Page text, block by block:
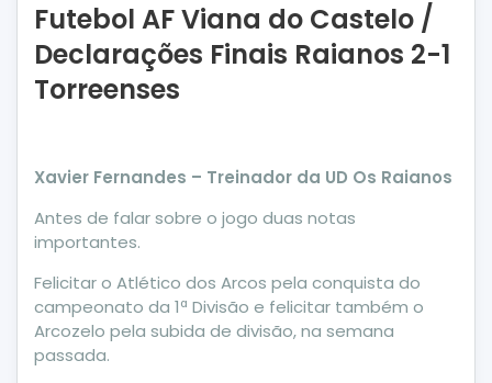
Futebol AF Viana do Castelo /
Declarações Finais Raianos 2-1
Torreenses
Xavier Fernandes – Treinador da UD Os Raianos
Antes de falar sobre o jogo duas notas
importantes.
Felicitar o Atlético dos Arcos pela conquista do
campeonato da 1ª Divisão e felicitar também o
Arcozelo pela subida de divisão, na semana
passada.